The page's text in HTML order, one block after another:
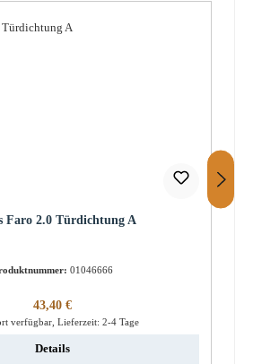
Faro 2.0 Türdichtung A
01046666
Regulärer Preis:
43,40 €
verfügbar, Lieferzeit: 2-4 Tage
Details